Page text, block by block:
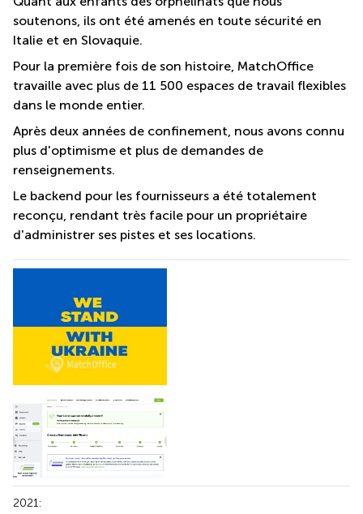
soutenons, ils ont été amenés en toute sécurité en
Italie et en Slovaquie.
Pour la première fois de son histoire, MatchOffice
travaille avec plus de 11 500 espaces de travail flexibles
dans le monde entier.
Après deux années de confinement, nous avons connu
plus d'optimisme et plus de demandes de
renseignements.
Le backend pour les fournisseurs a été totalement
reconçu, rendant très facile pour un propriétaire
d'administrer ses pistes et ses locations.
2021: